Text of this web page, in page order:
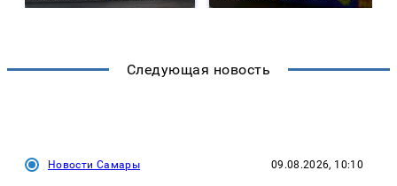
Следующая новость
Новости Самары 09.08.2026, 10:10